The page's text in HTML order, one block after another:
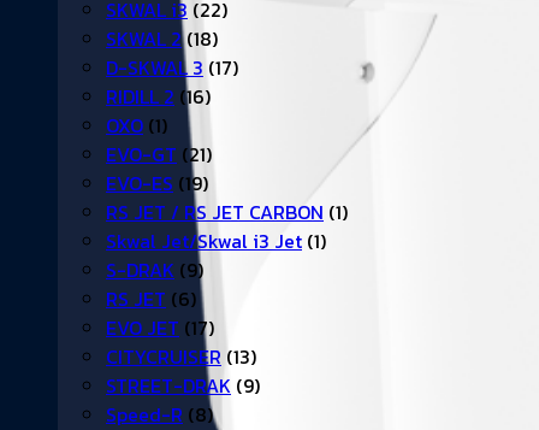
SKWAL i3 (22)
SKWAL 2 (18)
D-SKWAL 3 (17)
RIDILL 2 (16)
OXO (1)
EVO-GT (21)
EVO-ES (19)
RS JET / RS JET CARBON (1)
Skwal Jet/Skwal i3 Jet (1)
S-DRAK (9)
RS JET (6)
EVO JET (17)
CITYCRUISER (13)
STREET-DRAK (9)
Speed-R (8)